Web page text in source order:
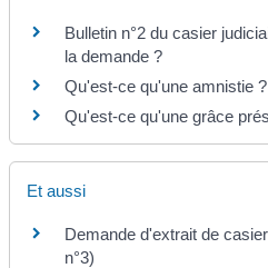
Bulletin n°2 du casier
la demande ?
Qu'est-ce qu'une amnistie ?
Qu'est-ce qu'une grâce
Et aussi
Demande d'extrait de
n°3)